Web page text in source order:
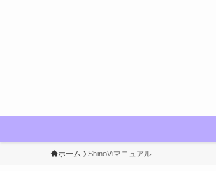
ホーム ShinoViマニュアル